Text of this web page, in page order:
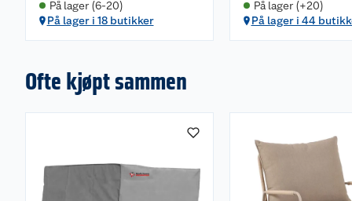
Bruttovekt (kg): 43 kg
Møblet har rustfri ramme og trenger lite vedlikehold.
klut. eventuelt med litt såpevann. Vask alltid
Vi anbefaler å bruke et møbelovertrekk for å
mot regn, sol, smuss, støv, pollen og snø, når du ikke
sesongen er over og hagemøblene skal settes bort
de rengjøres og være tørre før de lagres. Møblene
På lager (6-20)
På lager i 18 butikker
På lager (+20)
På lager i 44
Ofte kjøpt sammen